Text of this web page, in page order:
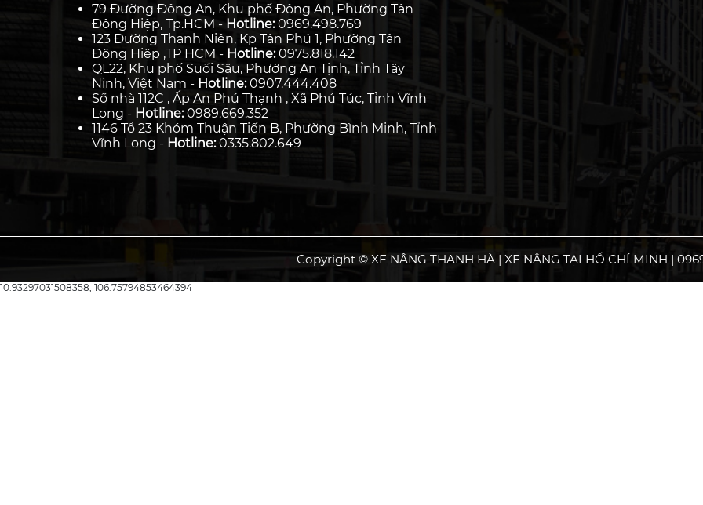
79 Đường Đông An, Khu phố Đông An, Phường Tân
Đông Hiệp, Tp.HCM - Hotline:0969.498.769
123 Đường Thanh Niên, Kp Tân Phú 1, Phường Tân
Đông Hiệp ,TP HCM - Hotline:0975.818.142
QL22, Khu phố Suối Sâu, Phường An Tịnh, Tỉnh Tây
Ninh, Việt Nam - Hotline:0907.444.408
Số nhà 112C , Ấp An Phú Thạnh , Xã Phú Túc, Tỉnh Vĩnh
Long - Hotline:0989.669.352
1146 Tổ 23 Khóm Thuận Tiến B, Phường Bình Minh, Tỉnh
Vĩnh Long - Hotline:0335.802.649
Copyright © XE NÂNG THANH HÀ | XE NÂNG TẠI HỒ CHÍ MINH |
10.93297031508358, 106.75794853464394